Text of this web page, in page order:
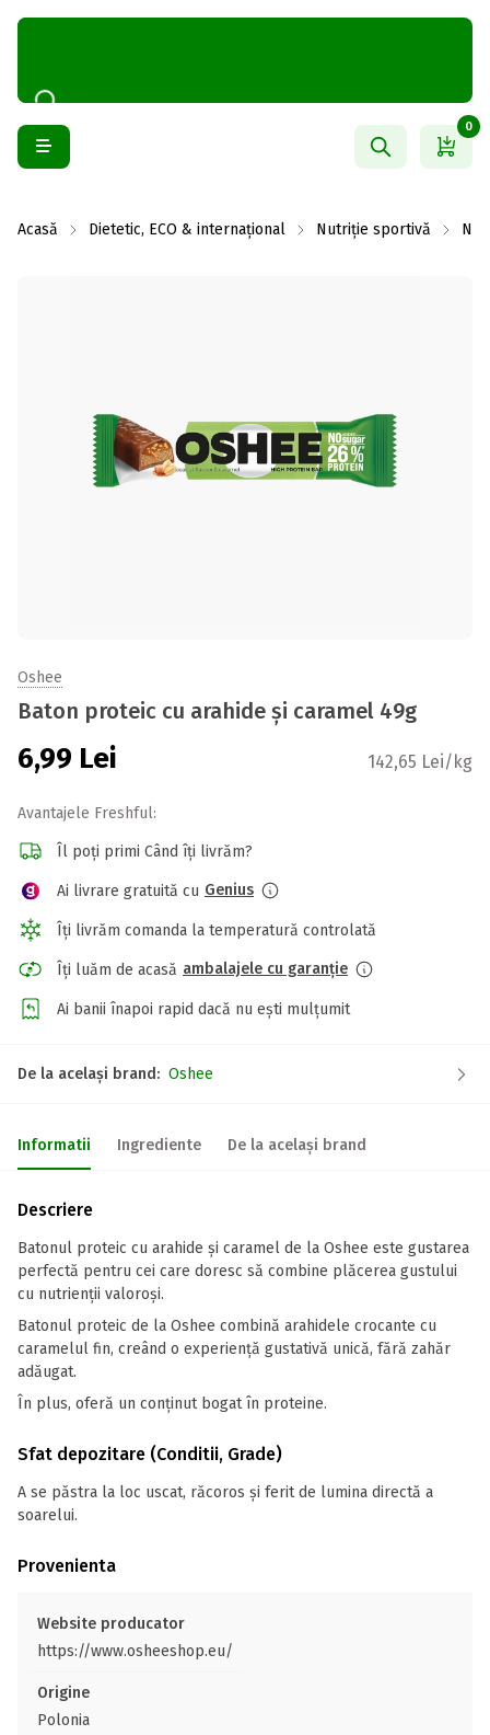
0
Acasă Dietetic, ECO & internațional Nutriție sportivă
Oshee
Baton proteic cu arahide și caramel 49g
6,99 Lei 142,65 Lei/kg
Avantajele Freshful:
Îl poți primi Când îți livrăm?
Ai livrare gratuită cu Genius
Îți livrăm comanda la temperatură controlată
Îți luăm de acasă ambalajele cu garanție
Ai banii înapoi rapid dacă nu ești mulțumit
De la același brand: Oshee
Informatii Ingrediente De la același brand
Descriere
Batonul proteic cu arahide și caramel de la Oshee este gustarea
perfectă pentru cei care doresc să combine plăcerea gustului
cu nutrienții valoroși.
Batonul proteic de la Oshee combină arahidele crocante cu
caramelul fin, creând o experiență gustativă unică, fără zahăr
adăugat.
În plus, oferă un conținut bogat în proteine.
Sfat depozitare (Conditii, Grade)
A se păstra la loc uscat, răcoros și ferit de lumina directă a
soarelui.
Provenienta
Website producator
https://www.osheeshop.eu/
Origine
Polonia